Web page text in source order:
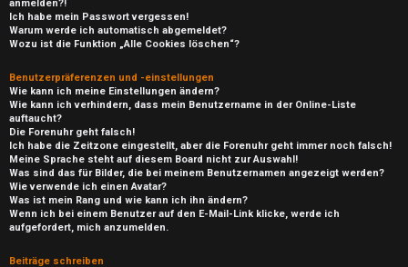
anmelden?!
Ich habe mein Passwort vergessen!
Warum werde ich automatisch abgemeldet?
Wozu ist die Funktion „Alle Cookies löschen“?
Benutzerpräferenzen und -einstellungen
Wie kann ich meine Einstellungen ändern?
Wie kann ich verhindern, dass mein Benutzername in der Online-Liste
auftaucht?
Die Forenuhr geht falsch!
Ich habe die Zeitzone eingestellt, aber die Forenuhr geht immer noch falsch!
Meine Sprache steht auf diesem Board nicht zur Auswahl!
Was sind das für Bilder, die bei meinem Benutzernamen angezeigt werden?
Wie verwende ich einen Avatar?
Was ist mein Rang und wie kann ich ihn ändern?
Wenn ich bei einem Benutzer auf den E-Mail-Link klicke, werde ich
aufgefordert, mich anzumelden.
Beiträge schreiben